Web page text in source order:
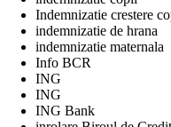
Indemnizatie crestere
indemnizatie de hrana
indemnizatie maternala
Info BCR
ING
ING
ING Bank